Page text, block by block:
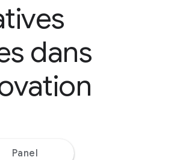
dans
Panel